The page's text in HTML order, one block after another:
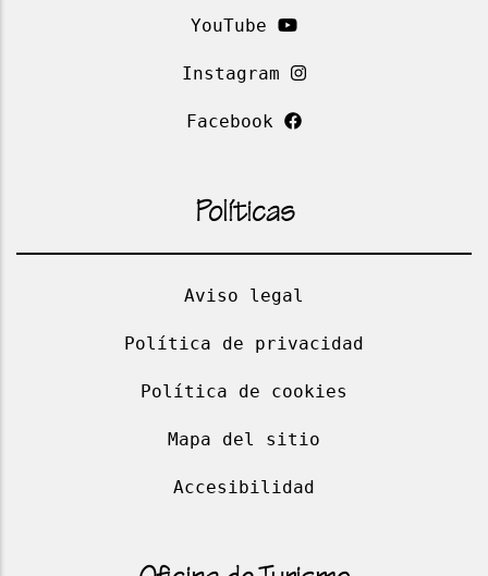
YouTube
Instagram
Facebook
Políticas
Aviso legal
Política de privacidad
Política de cookies
Mapa del sitio
Accesibilidad